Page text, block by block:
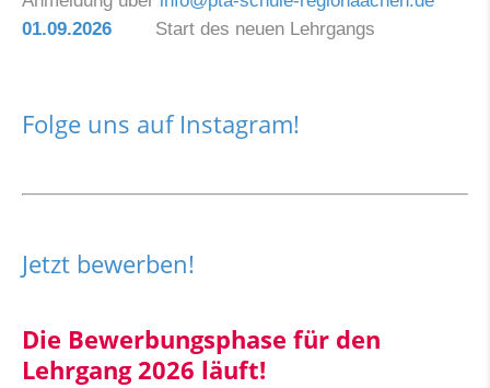
01.09.2026
Start des neuen Lehrgangs
Folge uns auf Instagram!
Jetzt bewerben!
Die Bewerbungsphase für den
Lehrgang 2026 läuft!